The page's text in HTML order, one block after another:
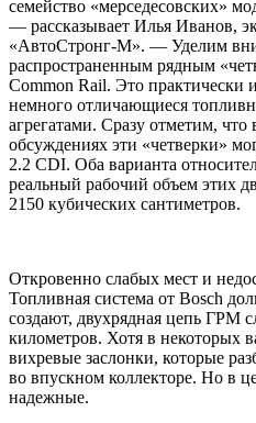
семейство «мерседесовских»
— рассказывает Илья Иванов,
«АвтоСтронг-М». — Уделим
распространенным рядным
Common Rail. Это практически
немного отличающиеся
агрегатами. Сразу отметим,
обсуждениях эти «четверки»
2.2 CDI. Оба варианта
реальный рабочий объем этих
2150 кубических сантиметров.
Откровенно слабых мест и
Топливная система от Bosch
создают, двухрядная цепь ГРМ
километров. Хотя в некоторых
вихревые заслонки, которые
во впускном коллекторе. Но в
надежные.